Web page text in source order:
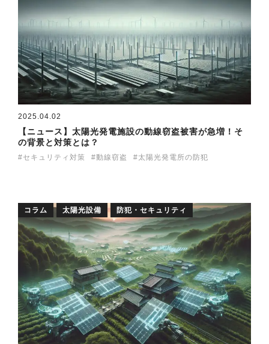
2025.04.02
【ニュース】太陽光発電施設の動線窃盗被害が急増！そ
の背景と対策とは？
セキュリティ対策 動線窃盗 太陽光発電所の防犯
コラム 太陽光設備 防犯・セキュリティ